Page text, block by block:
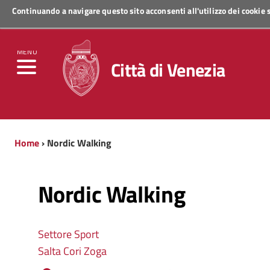
Continuando a navigare questo sito acconsenti all'utilizzo dei
MENU
Regione Veneto
Città di Venezia
Home› Nordic Walking
Nordic Walking
Settore Sport
Salta Cori Zoga